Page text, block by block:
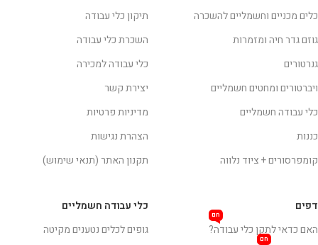
תיקון כלי עבודה
השכרת כלי עבודה
כלי עבודה למכירה
יצירת קשר
מדיניות פרטיות
הצהרת נגישות
תקנון האתר (תנאי שימוש)
כלים מכניים וחשמליים להשכרה
גוזם גדר חיה ומזמרות
גנרטורים
ויברטורים ומחטים חשמליים
כלי עבודה חשמליים
כננות
קומפרסורים + ציוד נלווה
כלי עבודה חשמליים
גופים לכלים נטענים מקיטה
דפים
האם כדאי לתקן כלי עבודה?
חם
חם